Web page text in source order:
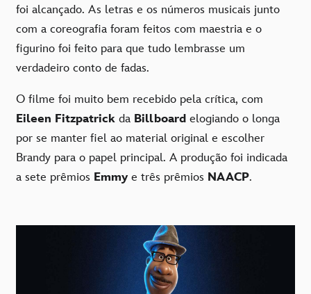
foi alcançado. As letras e os números musicais junto
com a coreografia foram feitos com maestria e o
figurino foi feito para que tudo lembrasse um
verdadeiro conto de fadas.
O filme foi muito bem recebido pela crítica, com
Eileen Fitzpatrick da Billboard elogiando o longa
por se manter fiel ao material original e escolher
Brandy para o papel principal. A produção foi indicada
a sete prêmios Emmy e três prêmios NAACP.